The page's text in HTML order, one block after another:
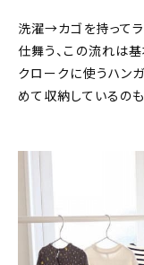
洗濯→カゴを持って
仕舞う、この流れは
クロークに使うハン
めて収納しているの